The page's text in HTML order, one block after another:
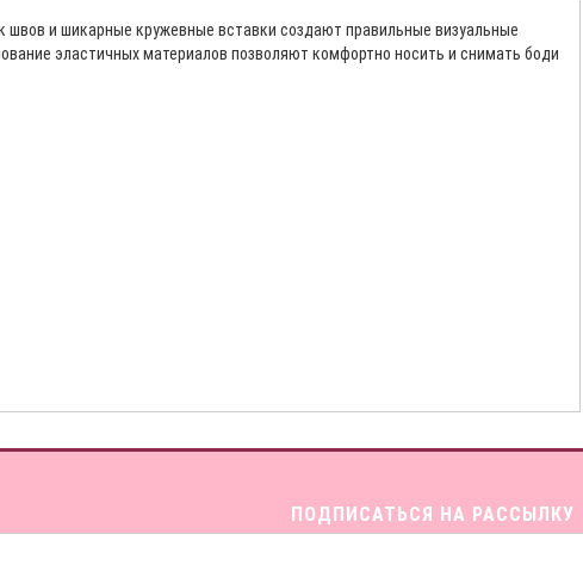
швов и шикарные кружевные вставки создают правильные визуальные
эластичных материалов позволяют комфортно носить и снимать боди
ПОДПИСАТЬСЯ НА РАССЫЛКУ